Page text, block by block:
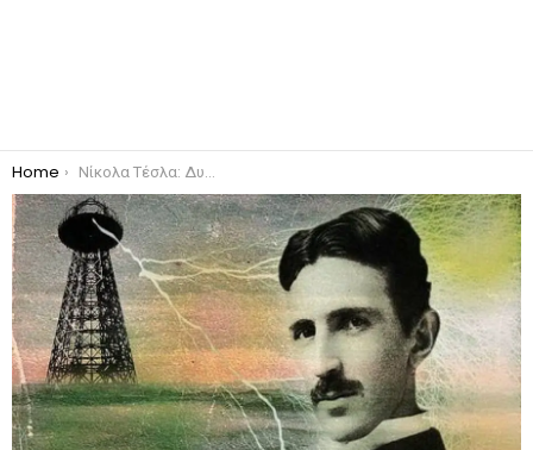
You are here:
Home Νίκολα Τέσλα: Δυνατότητες του εγκεφάλου